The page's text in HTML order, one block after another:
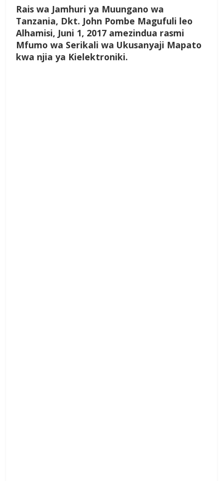
Rais wa Jamhuri ya Muungano wa
Tanzania, Dkt. John Pombe Magufuli leo
Alhamisi, Juni 1, 2017 amezindua rasmi
Mfumo wa Serikali wa Ukusanyaji Mapato
kwa njia ya Kielektroniki.